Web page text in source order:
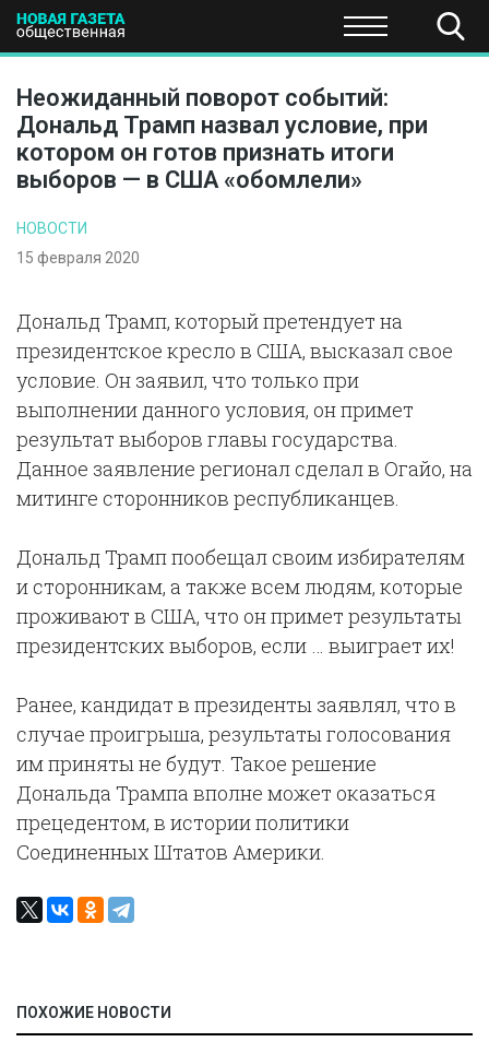
ПОЛИТИКА ЭКОНОМИКА НАУКА И
Неожиданный поворот событий:
Дональд Трамп назвал условие, при
котором он готов признать итоги
выборов — в США «обомлели»
НОВОСТИ
15 февраля 2020
Дональд Трамп, который претендует на
президентское кресло в США, высказал свое
условие. Он заявил, что только при
выполнении данного условия, он примет
результат выборов главы государства.
Данное заявление регионал сделал в Огайо, на
митинге сторонников республиканцев.
Дональд Трамп пообещал своим избирателям
и сторонникам, а также всем людям, которые
проживают в США, что он примет результаты
президентских выборов, если … выиграет их!
Ранее, кандидат в президенты заявлял, что в
случае проигрыша, результаты голосования
им приняты не будут. Такое решение
Дональда Трампа вполне может оказаться
прецедентом, в истории политики
Соединенных Штатов Америки.
ПОХОЖИЕ НОВОСТИ